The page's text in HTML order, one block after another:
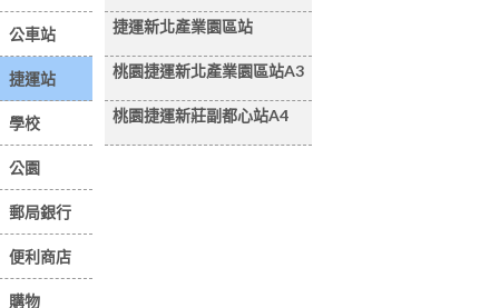
公車站
捷運站
學校
公園
郵局銀行
便利商店
購物
捷運新北產業園區站
桃園捷運新北產業園區站A3
桃園捷運新莊副都心站A4